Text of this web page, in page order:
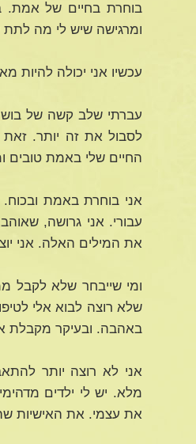
בוחרת בחיים של אמת.
ומרגישה שיש לי מה לתת
עכשיו אני יכולה להיות
עברתי שלב קשה של
לסבול את זה יותר. זאת
החיים שלי באמת טובים
אני בוחרת באמת
עבורי. אני גרושה,
את המילים האלה. אני
ומי שייבחר שלא לקבל
שלא רוצה לבוא אלי
באהבה. ובעיקר מקבלת
אני לא רוצה יותר
מלא. יש לי ילדים
את עצמי. את האישיות